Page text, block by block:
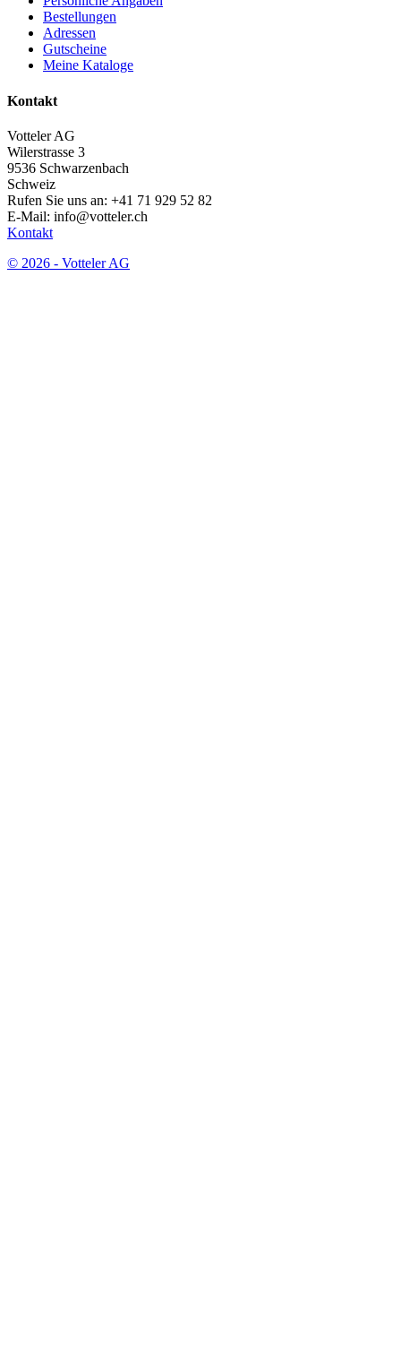
Bestellungen
Adressen
Gutscheine
Meine Kataloge
Kontakt
Votteler AG
Wilerstrasse 3
9536 Schwarzenbach
Schweiz
Rufen Sie uns an: +41 71 929 52 82
E-Mail: info@votteler.ch
Kontakt
© 2026 - Votteler AG